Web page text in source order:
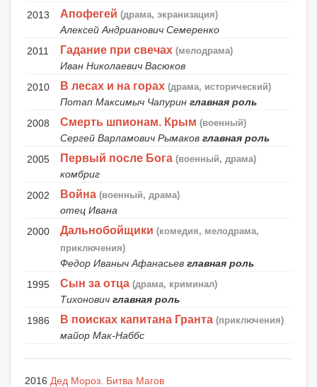
2013
Апофегей (драма, экранизация)
Алексей Андрианович Семеренко
2011
Гадание при свечах (мелодрама)
Иван Николаевич Васюков
2010
В лесах и на горах (драма, исторический)
Потап Максимыч Чапурин главная роль
2008
Смерть шпионам. Крым (военный)
Сергей Варламович Рымаков главная роль
2005
Первый после Бога (военный, драма)
комбриг
2002
Война (военный, драма)
отец Ивана
2000
Дальнобойщики (комедия, мелодрама,
приключения)
Федор Иваныч Афанасьев главная роль
1995
Сын за отца (драма, криминал)
Тихонович главная роль
1986
В поисках капитана Гранта (приключения)
майор Мак-Наббс
2016 Дед Мороз. Битва Магов